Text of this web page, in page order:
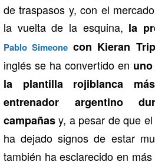
de traspasos y, con el
la vuelta de la esquina, la
Pablo Simeone con Kieran
inglés se ha convertido en
la plantilla rojiblanca
entrenador argentino
campañasy, a pesar de que
ha dejado signos de estar
también ha esclarecido en